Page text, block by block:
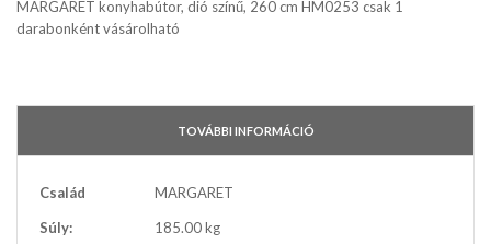
MARGARET konyhabútor, dió színű, 260 cm HM0253 csak 1
darabonként vásárolható
TOVÁBBI INFORMÁCIÓ
További
Család
MARGARET
Súly:
185.00 kg